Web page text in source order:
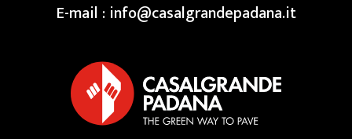
Terrazzo
Swimming Pool
Tactile
Entretien et Nettoyage
Nos Creative Centres
Cookie Policy
E-mail : info@casalgrandepadana.it